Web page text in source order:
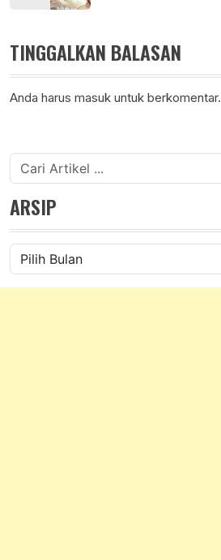
TINGGALKAN BALASAN
Anda harus masuk untuk berkomentar.
Cari
untuk:
ARSIP
Arsip